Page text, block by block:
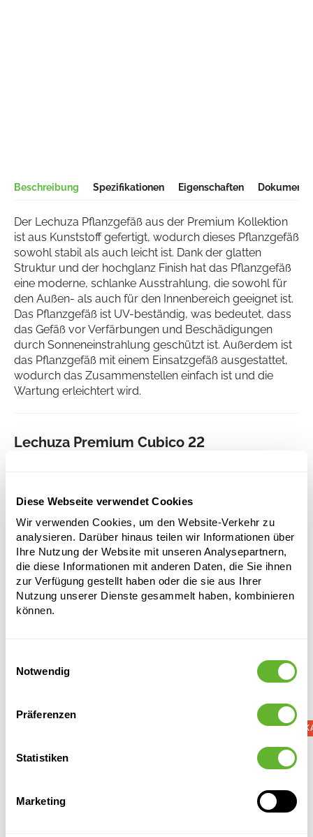
Diese Webseite verwendet Cookies
Wir verwenden Cookies, um den Website-Verkehr zu
analysieren. Darüber hinaus teilen wir Informationen über
Ihre Nutzung der Website mit unseren Analysepartnern,
die diese Informationen mit anderen Daten, die Sie ihnen
zur Verfügung gestellt haben oder die sie aus Ihrer
Nutzung unserer Dienste gesammelt haben, kombinieren
können.
Notwendig
Präferenzen
Statistiken
Marketing
Beschreibung Spezifikationen Eigenschaften
Der Lechuza Pflanzgefäß aus der Premium Kollektion
ist aus Kunststoff gefertigt, wodurch dieses Pflanzgefäß
sowohl stabil als auch leicht ist. Dank der glatten
Struktur und der hochglanz Finish hat das Pflanzgefäß
eine moderne, schlanke Ausstrahlung, die sowohl für
den Außen- als auch für den Innenbereich geeignet ist.
Das Pflanzgefäß ist UV-beständig, was bedeutet, dass
das Gefäß vor Verfärbungen und Beschädigungen
durch Sonneneinstrahlung geschützt ist. Außerdem ist
das Pflanzgefäß mit einem Einsatzgefäß ausgestattet,
wodurch das Zusammenstellen einfach ist und die
Wartung erleichtert wird.
Lechuza Premium Cubico 22
Länge:
22
Tiefe:
Öffnung:
18